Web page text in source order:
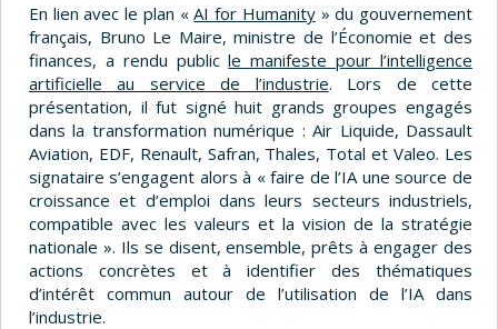
En lien avec le plan «AI for Humanity» du gouvernement
français, Bruno Le Maire, ministre de l’Économie et des
finances, a rendu publicle manifeste pour l’intelligence
artificielle au service de l’industrie. Lors de cette
présentation, il fut signé huit grands groupes engagés
dans la transformation numérique : Air Liquide, Dassault
Aviation, EDF, Renault, Safran, Thales, Total et Valeo. Les
signataire s’engagent alors à « faire de l’IA une source de
croissance et d’emploi dans leurs secteurs industriels,
compatible avec les valeurs et la vision de la stratégie
nationale ». Ils se disent, ensemble, prêts à engager des
actions concrètes et à identifier des thématiques
d’intérêt commun autour de l’utilisation de l’IA dans
l’industrie.